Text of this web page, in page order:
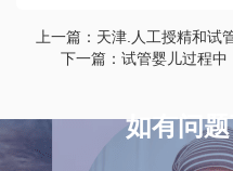
上一篇：天津.人工授精和试
下一篇：试管婴儿过程中
如有问